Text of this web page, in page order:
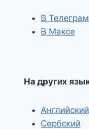
В Телеграм
В Максе
На других
Английский
Сербский